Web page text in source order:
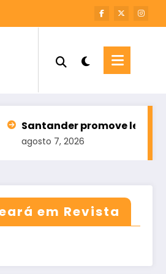
promove leilão com 196
7, 2026
em Revista